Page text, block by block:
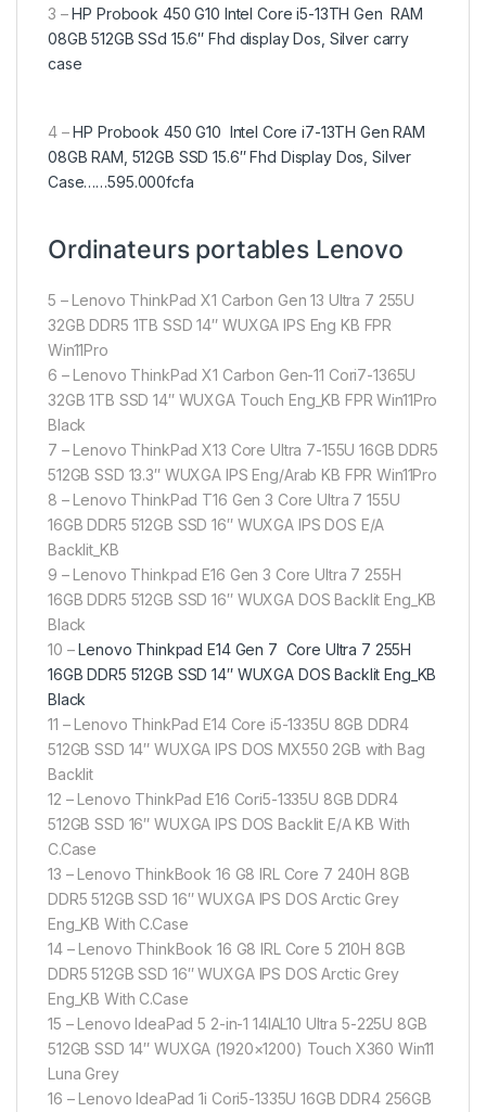
3 –HP Probook 450 G10 Intel Core i5-13TH Gen RAM
08GB 512GB SSd 15.6″ Fhd display Dos, Silver carry
case
4 –HP Probook 450 G10 Intel Core i7-13TH Gen RAM
08GB RAM, 512GB SSD 15.6″ Fhd Display Dos, Silver
Case……595.000fcfa
Ordinateurs portables Lenovo
5 – Lenovo ThinkPad X1 Carbon Gen 13 Ultra 7 255U
32GB DDR5 1TB SSD 14″ WUXGA IPS Eng KB FPR
Win11Pro
6 – Lenovo ThinkPad X1 Carbon Gen-11 Cori7-1365U
32GB 1TB SSD 14″ WUXGA Touch Eng_KB FPR Win11Pro
Black
7 – Lenovo ThinkPad X13 Core Ultra 7-155U 16GB DDR5
512GB SSD 13.3″ WUXGA IPS Eng/Arab KB FPR Win11Pro
8 – Lenovo ThinkPad T16 Gen 3 Core Ultra 7 155U
16GB DDR5 512GB SSD 16″ WUXGA IPS DOS E/A
Backlit_KB
9 – Lenovo Thinkpad E16 Gen 3 Core Ultra 7 255H
16GB DDR5 512GB SSD 16″ WUXGA DOS Backlit Eng_KB
Black
10 –Lenovo Thinkpad E14 Gen 7 Core Ultra 7 255H
16GB DDR5 512GB SSD 14″ WUXGA DOS Backlit Eng_KB
Black
11 – Lenovo ThinkPad E14 Core i5-1335U 8GB DDR4
512GB SSD 14″ WUXGA IPS DOS MX550 2GB with Bag
Backlit
12 – Lenovo ThinkPad E16 Cori5-1335U 8GB DDR4
512GB SSD 16″ WUXGA IPS DOS Backlit E/A KB With
C.Case
13 – Lenovo ThinkBook 16 G8 IRL Core 7 240H 8GB
DDR5 512GB SSD 16″ WUXGA IPS DOS Arctic Grey
Eng_KB With C.Case
14 – Lenovo ThinkBook 16 G8 IRL Core 5 210H 8GB
DDR5 512GB SSD 16″ WUXGA IPS DOS Arctic Grey
Eng_KB With C.Case
15 – Lenovo IdeaPad 5 2-in-1 14IAL10 Ultra 5-225U 8GB
512GB SSD 14″ WUXGA (1920×1200) Touch X360 Win11
Luna Grey
16 – Lenovo IdeaPad 1i Cori5-1335U 16GB DDR4 256GB